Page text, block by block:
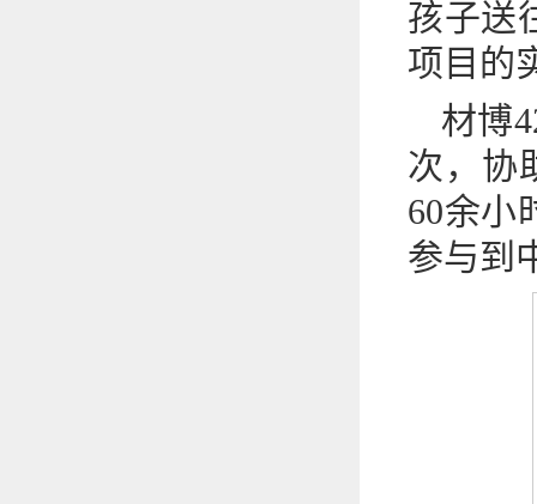
孩子送
项目的
材博
次，协
60余小
参与到